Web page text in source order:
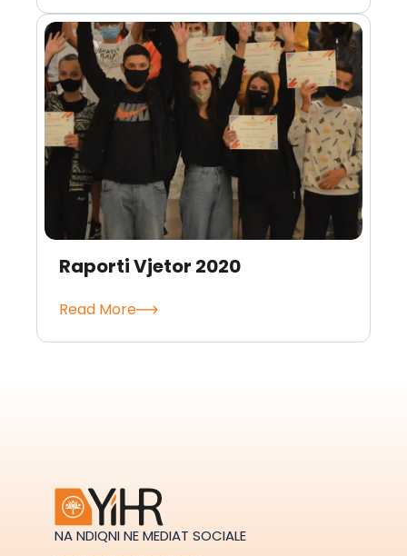
Raporti Vjetor 2020
Read More
NA NDIQNI NE MEDIAT SOCIALE